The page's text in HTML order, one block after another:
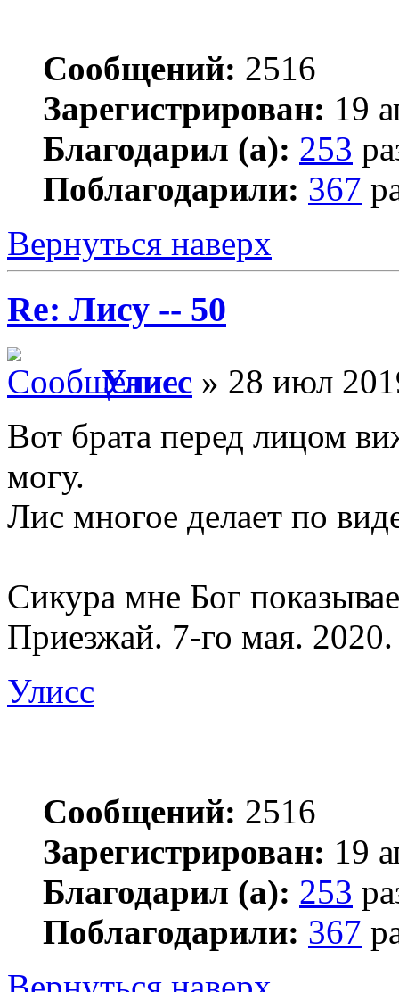
Сообщений: 2516
Зарегистрирован: 19
Благодарил (а): 253
Поблагодарили: 367
Вернуться наверх
Re: Лису -- 50
Улисс » 28 июл
Вот брата перед лицом
могу.
Лис многое делает по
Сикура мне Бог
Приезжай. 7-го мая. 2020.
Улисс
Сообщений: 2516
Зарегистрирован: 19
Благодарил (а): 253
Поблагодарили: 367